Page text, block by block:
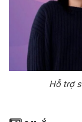
Hỗ trợ